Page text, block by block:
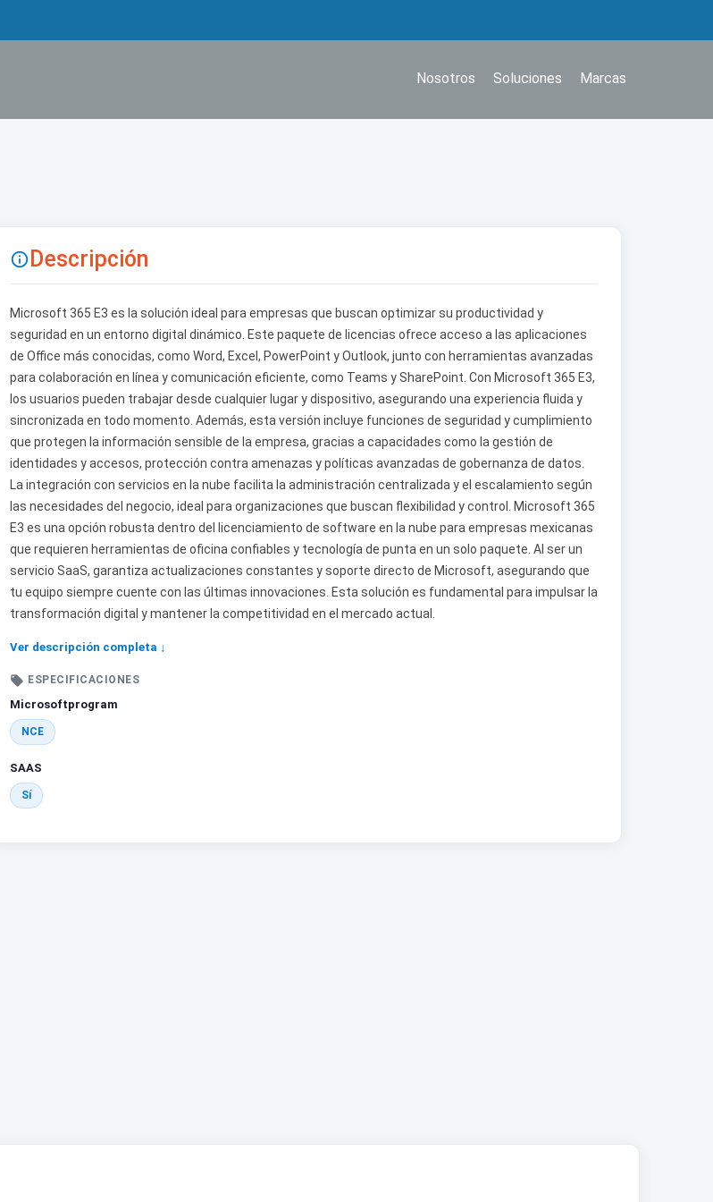
Marcas
Soluciones
Nosotros
 Descripción
Microsoft 365 E3 es la solución ideal para empresas que buscan optimizar su productividad y
seguridad en un entorno digital dinámico. Este paquete de licencias ofrece acceso a las aplicaciones
de Office más conocidas, como Word, Excel, PowerPoint y Outlook, junto con herramientas avanzadas
para colaboración en línea y comunicación eficiente, como Teams y SharePoint. Con Microsoft 365 E3,
los usuarios pueden trabajar desde cualquier lugar y dispositivo, asegurando una experiencia fluida y
sincronizada en todo momento. Además, esta versión incluye funciones de seguridad y cumplimiento
que protegen la información sensible de la empresa, gracias a capacidades como la gestión de
identidades y accesos, protección contra amenazas y políticas avanzadas de gobernanza de datos.
La integración con servicios en la nube facilita la administración centralizada y el escalamiento según
las necesidades del negocio, ideal para organizaciones que buscan flexibilidad y control. Microsoft 365
E3 es una opción robusta dentro del licenciamiento de software en la nube para empresas mexicanas
que requieren herramientas de oficina confiables y tecnología de punta en un solo paquete. Al ser un
servicio SaaS, garantiza actualizaciones constantes y soporte directo de Microsoft, asegurando que
tu equipo siempre cuente con las últimas innovaciones. Esta solución es fundamental para impulsar la
transformación digital y mantener la competitividad en el mercado actual.
Ver descripción completa ↓
 ESPECIFICACIONES
Microsoftprogram
NCE
SAAS
Sí